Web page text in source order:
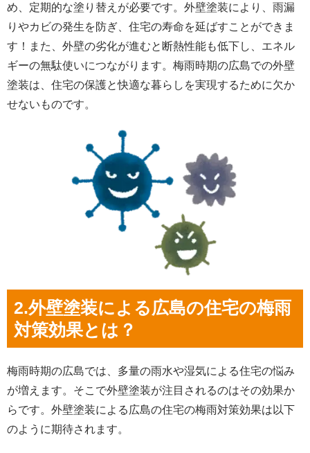
め、定期的な塗り替えが必要です。外壁塗装により、雨漏
りやカビの発生を防ぎ、住宅の寿命を延ばすことができま
す！また、外壁の劣化が進むと断熱性能も低下し、エネル
ギーの無駄使いにつながります。梅雨時期の広島での外壁
塗装は、住宅の保護と快適な暮らしを実現するために欠か
せないものです。
2.外壁塗装による広島の住宅の梅雨
対策効果とは？
梅雨時期の広島では、多量の雨水や湿気による住宅の悩み
が増えます。そこで外壁塗装が注目されるのはその効果か
らです。外壁塗装による広島の住宅の梅雨対策効果は以下
のように期待されます。